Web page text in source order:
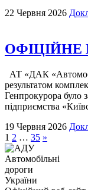
22 Червня 2026
АТ «ДАК
результатом
Генпрокурора було
підприємства
19 Червня 2026
Пагінація
записів
1 2 … 35 »
Автомобільні
дороги
України